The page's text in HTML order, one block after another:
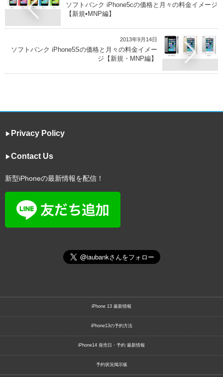
ソフトバンク iPhone5cの価格と月々の料金イメージ
【新規•MNP編】
2013年9月14日
ソフトバンク iPhone5Sの価格と月々の料金イメー
ジ【新規・MNP編】
▶︎ Privacy Policy
▶︎Contact Us
新型iPhoneの最新情報を配信！
iPhone 13 最新情報
iPhone13の予約方法
iPhone14 発売日・予約 最新情報
予約状況掲示板